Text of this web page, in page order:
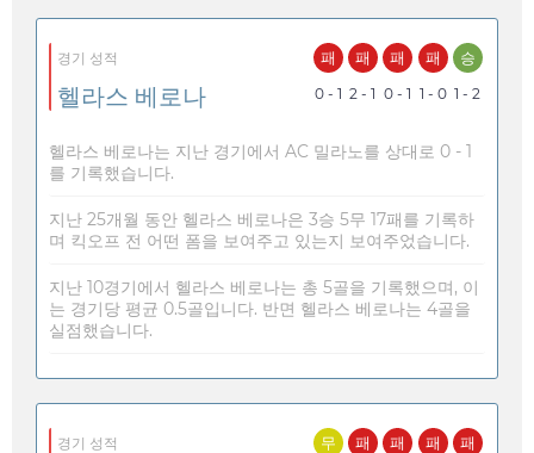
경기 성적
헬라스 베로나
패
0 - 1
패
2 - 1
패
0 - 1
패
1 - 0
승
1 - 2
헬라스 베로나는 지난 경기에서 AC 밀라노를 상대로 0 - 1
를 기록했습니다.
지난 25개월 동안 헬라스 베로나은 3승 5무 17패를 기록하
며 킥오프 전 어떤 폼을 보여주고 있는지 보여주었습니다.
지난 10경기에서 헬라스 베로나는 총 5골을 기록했으며, 이
는 경기당 평균 0.5골입니다. 반면 헬라스 베로나는 4골을
실점했습니다.
경기 성적 무 패 패 패 패